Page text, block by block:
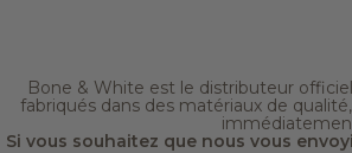
Bone & White est le distributeur
fabriqués dans des matériaux de
Si vous souhaitez que nous vous